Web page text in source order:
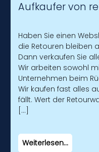
Aufkaufer von
Haben Sie einen
die Retouren bleiben
Dann verkaufen Sie
Wir arbeiten sowohl
Unternehmen beim
Wir kaufen fast alles
fällt. Wert der
[…]
Weiterlesen...